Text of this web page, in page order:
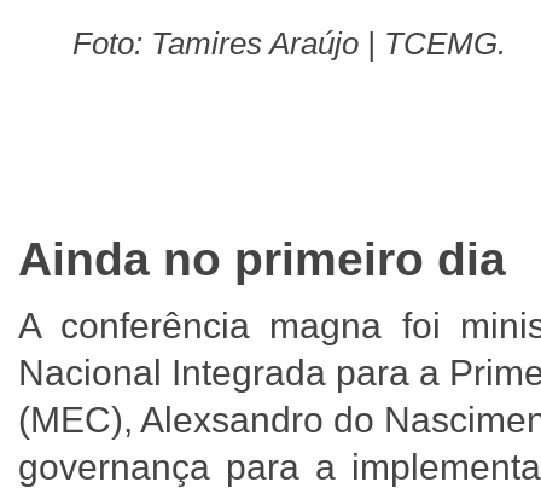
Foto: Tamires Araújo | TCEMG.
Ainda no primeiro dia
A conferência magna foi
Nacional Integrada para a
(MEC), Alexsandro do
governança para a